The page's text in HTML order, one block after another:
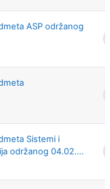
ASP održanog
Sistemi i
održanog 04.02....